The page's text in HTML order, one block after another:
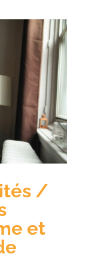
/
et